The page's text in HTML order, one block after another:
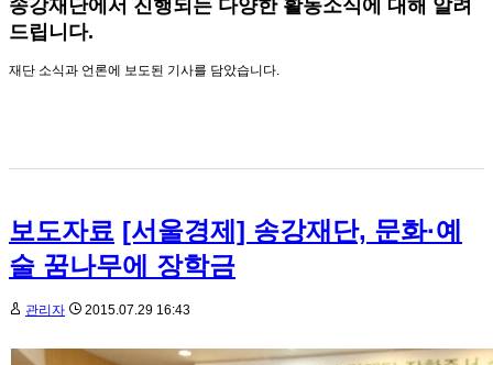
송강재단에서 진행되는 다양한 활동소식에 대해 알려
드립니다.
재단 소식과 언론에 보도된 기사를 담았습니다.
보도자료 [서울경제] 송강재단, 문화·예
술 꿈나무에 장학금
관리자 2015.07.29 16:43